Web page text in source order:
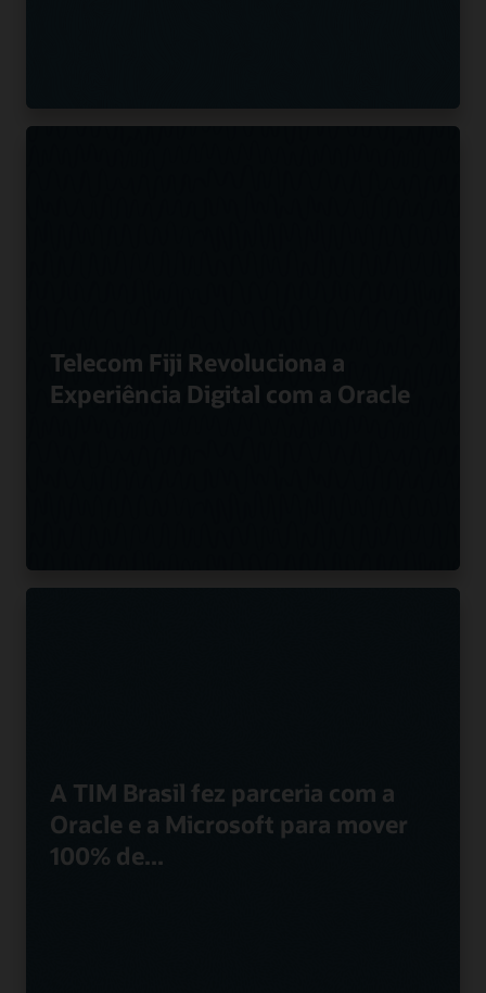
Telecom Fiji Revoluciona a
Experiência Digital com a Oracle
A TIM Brasil fez parceria com a
Oracle e a Microsoft para mover
100% de...